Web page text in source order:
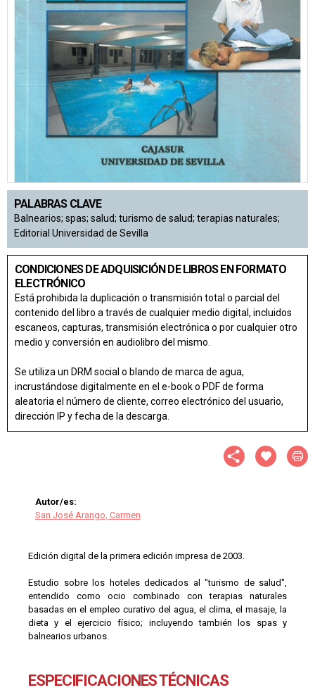
PALABRAS CLAVE
Balnearios; spas; salud; turismo de salud; terapias naturales;
Editorial Universidad de Sevilla
CONDICIONES DE ADQUISICIÓN DE LIBROS EN FORMATO
ELECTRÓNICO
Está prohibida la duplicación o transmisión total o parcial del
contenido del libro a través de cualquier medio digital, incluidos
escaneos, capturas, transmisión electrónica o por cualquier otro
medio y conversión en audiolibro del mismo.
Se utiliza un DRM social o blando de marca de agua,
incrustándose digitalmente en el e-book o PDF de forma
aleatoria el número de cliente, correo electrónico del usuario,
dirección IP y fecha de la descarga.
Autor/es:
San José Arango, Carmen
Edición digital de la primera edición impresa de 2003.
Estudio sobre los hoteles dedicados al "turismo de salud",
entendido como ocio combinado con terapias naturales
basadas en el empleo curativo del agua, el clima, el masaje, la
dieta y el ejercicio físico; incluyendo también los spas y
balnearios urbanos.
ESPECIFICACIONES TÉCNICAS